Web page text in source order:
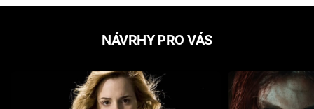
NÁVRHY PRO VÁS